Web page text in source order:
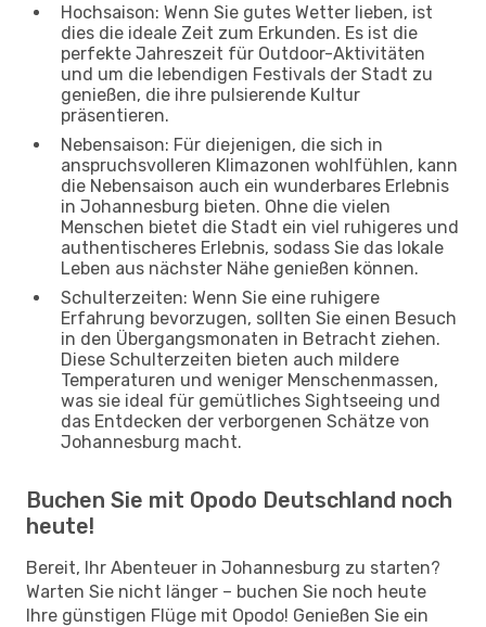
Hochsaison: Wenn Sie gutes Wetter lieben, ist
dies die ideale Zeit zum Erkunden. Es ist die
perfekte Jahreszeit für Outdoor-Aktivitäten
und um die lebendigen Festivals der Stadt zu
genießen, die ihre pulsierende Kultur
präsentieren.
Nebensaison: Für diejenigen, die sich in
anspruchsvolleren Klimazonen wohlfühlen, kann
die Nebensaison auch ein wunderbares Erlebnis
in Johannesburg bieten. Ohne die vielen
Menschen bietet die Stadt ein viel ruhigeres und
authentischeres Erlebnis, sodass Sie das lokale
Leben aus nächster Nähe genießen können.
Schulterzeiten: Wenn Sie eine ruhigere
Erfahrung bevorzugen, sollten Sie einen Besuch
in den Übergangsmonaten in Betracht ziehen.
Diese Schulterzeiten bieten auch mildere
Temperaturen und weniger Menschenmassen,
was sie ideal für gemütliches Sightseeing und
das Entdecken der verborgenen Schätze von
Johannesburg macht.
Buchen Sie mit Opodo Deutschland noch
heute!
Bereit, Ihr Abenteuer in Johannesburg zu starten?
Warten Sie nicht länger – buchen Sie noch heute
Ihre günstigen Flüge mit Opodo! Genießen Sie ein